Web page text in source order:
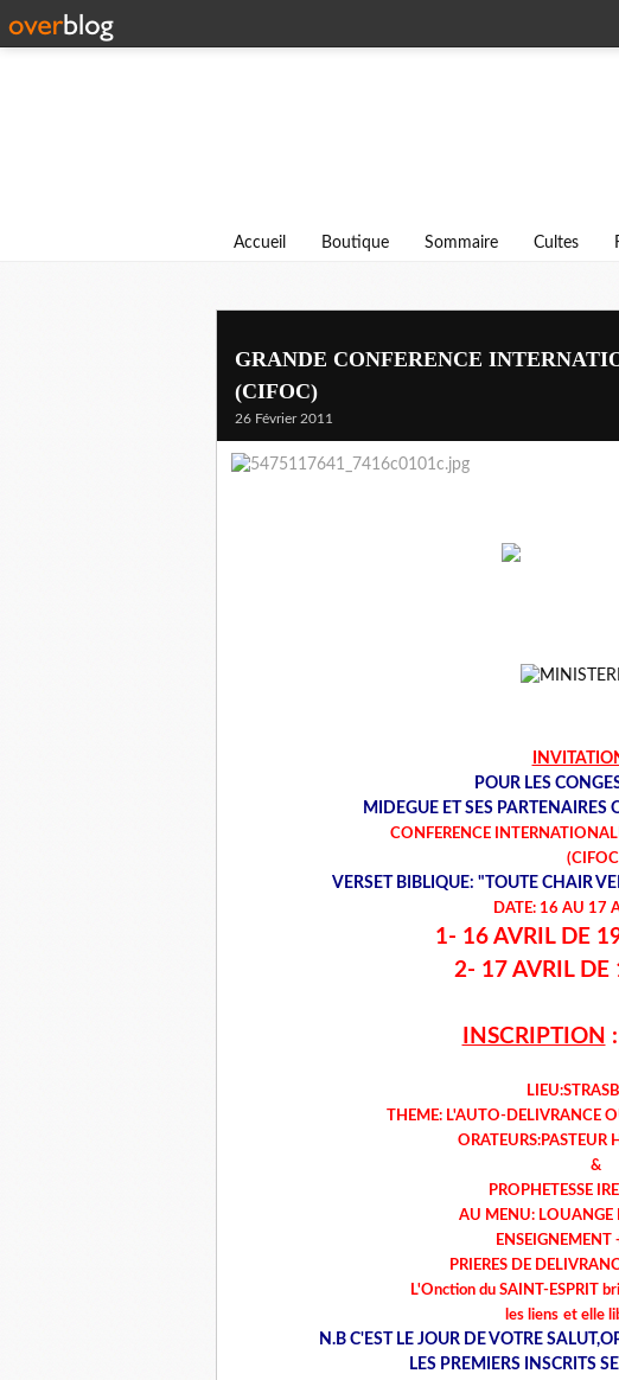
Accueil Boutique Sommaire Cultes
GRANDE CONFERENCE
(CIFOC)
26 Février 2011
POUR LES
MIDEGUE ET SES
CONFERENCE
VERSET BIBLIQUE: "TOUTE CHAIR
DATE: 16 AU 17
1- 16 AVRIL DE
2- 17 AVRIL
INSCRIPTION
THEME: L'AUTO-DELIVRANCE
ORATEURS:PASTEUR
&
PROPHETESSE
AU MENU: LOUANGE
ENSEIGNEMENT
PRIERES DE
L'Onction du SAINT-ESPRIT
les liens et elle
N.B C'EST LE JOUR DE VOTRE
LES PREMIERS INSCRITS